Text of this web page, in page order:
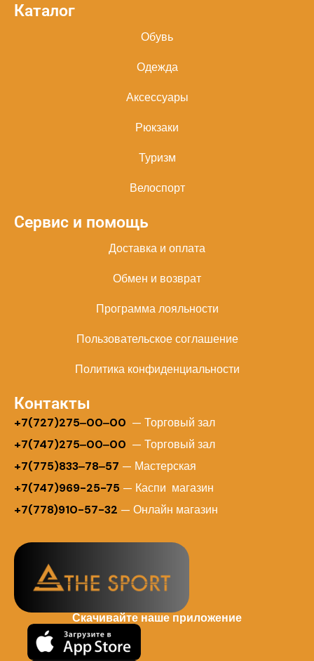
Каталог
Обувь
Одежда
Аксессуары
Рюкзаки
Туризм
Велоспорт
Сервис и помощь
Доставка и оплата
Обмен и возврат
Программа лояльности
Пользовательское соглашение
Политика конфиденциальности
Контакты
+7(727)275‒00‒00 — Торговый зал
+7(747)275‒00‒00 — Торговый зал
+7(775)833‒78‒57 — Мастерская
+7(747)969-25-75 — Каспи магазин
+7(778)910-57-32 — Онлайн магазин
Скачивайте наше приложение